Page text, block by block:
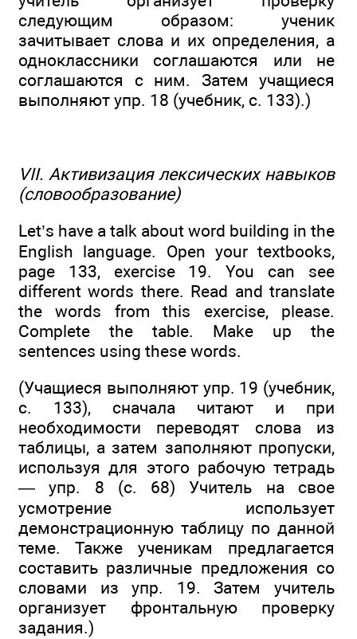
следующим образом: ученик
зачитывает слова и их определения, а
одноклассники соглашаются или не
соглашаются с ним. Затем учащиеся
выполняют упр. 18 (учебник, с. 133).)
VII. Активизация лексических навыков
(словообразование)
Let’s have a talk about word building in the
English language. Open your textbooks,
page 133, exercise 19. You can see
different words there. Read and translate
the words from this exercise, please.
Complete the table. Make up the
sentences using these words.
(Учащиеся выполняют упр. 19 (учебник,
с. 133), сначала читают и при
необходимости переводят слова из
таблицы, а затем заполняют пропуски,
используя для этого рабочую тетрадь
— упр. 8 (с. 68) Учитель на свое
усмотрение использует
демонстрационную таблицу по данной
теме. Также ученикам предлагается
составить различные предложения со
словами из упр. 19. Затем учитель
организует фронтальную проверку
задания.)